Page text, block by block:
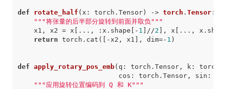
def rotate_half ( x : torch . Tensor) -> torch . Tensor:
"""将张量的后半部分旋转到前面并取负"""
x1 , x2 = x [ ... , : x . shape [ - 1 ] //2 ], x [ ... , x .
return torch . cat ([ - x2 , x1 ], dim=- 1 )
def apply_rotary_pos_emb( q : torch . Tensor, k : torch
cos : torch . Tensor, sin :
"""应用旋转位置编码到 Q 和 K"""